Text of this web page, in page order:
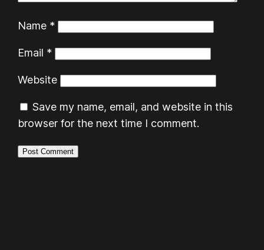
Name *
Email *
Website
Save my name, email, and website in this
browser for the next time I comment.